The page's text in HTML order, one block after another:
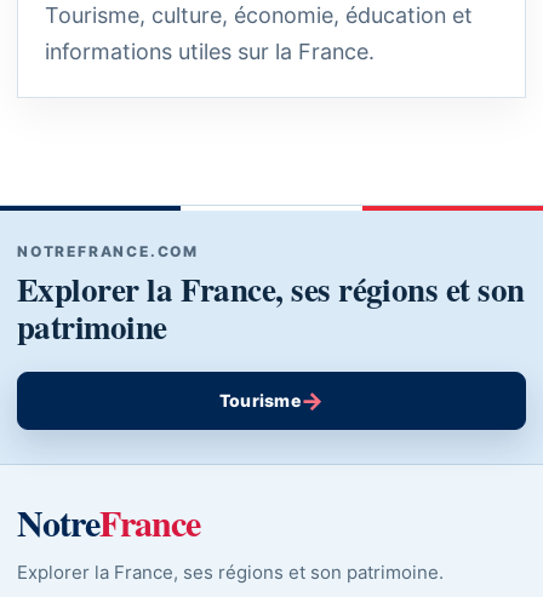
Tourisme, culture, économie, éducation et
informations utiles sur la France.
NOTREFRANCE.COM
Explorer la France, ses régions et son
patrimoine
Tourisme→
NotreFrance
Explorer la France, ses régions et son patrimoine.